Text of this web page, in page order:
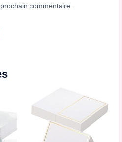
commentaire.